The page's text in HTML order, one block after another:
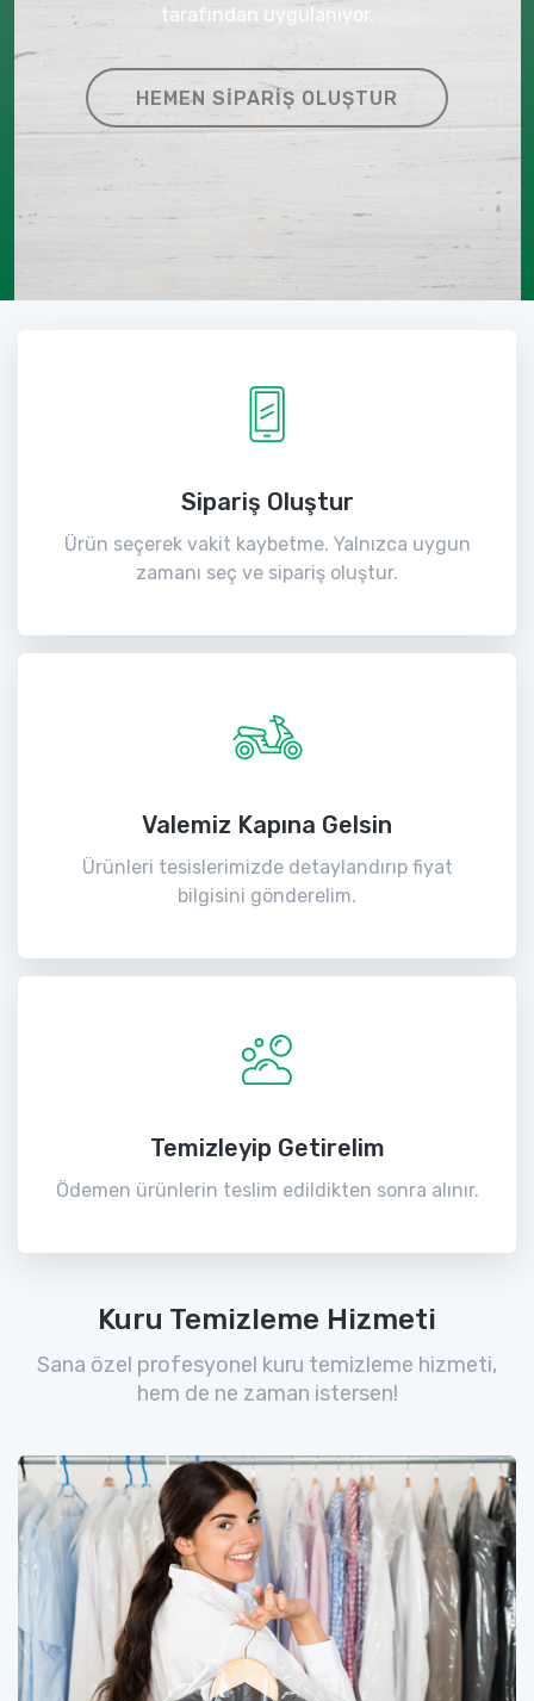
tarafından uygulanıyor.
HEMEN SIPARIŞ OLUŞTUR
Sipariş Oluştur
Ürün seçerek vakit kaybetme. Yalnızca uygun
zamanı seç ve sipariş oluştur.
Valemiz Kapına Gelsin
Ürünleri tesislerimizde detaylandırıp fiyat
bilgisini gönderelim.
Temizleyip Getirelim
Ödemen ürünlerin teslim edildikten sonra alınır.
Kuru Temizleme Hizmeti
Sana özel profesyonel kuru temizleme hizmeti,
hem de ne zaman istersen!